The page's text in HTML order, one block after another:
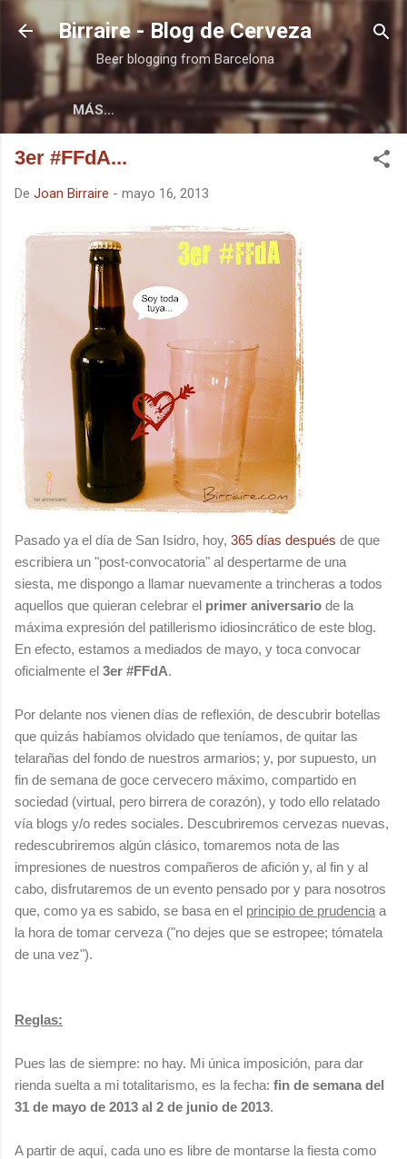
Ir al contenido principal
Birraire - Blog de Cerveza
Beer blogging from Barcelona
MÁS…
3er #FFdA...
De Joan Birraire - mayo 16, 2013
Pasado ya el día de San Isidro, hoy, 365 días después de que
escribiera un "post-convocatoria" al despertarme de una
siesta, me dispongo a llamar nuevamente a trincheras a todos
aquellos que quieran celebrar el primer aniversario de la
máxima expresión del patillerismo idiosincrático de este blog.
En efecto, estamos a mediados de mayo, y toca convocar
oficialmente el 3er #FFdA.
Por delante nos vienen días de reflexión, de descubrir botellas
que quizás habíamos olvidado que teníamos, de quitar las
telarañas del fondo de nuestros armarios; y, por supuesto, un
fin de semana de goce cervecero máximo, compartido en
sociedad (virtual, pero birrera de corazón), y todo ello relatado
vía blogs y/o redes sociales. Descubriremos cervezas nuevas,
redescubriremos algún clásico, tomaremos nota de las
impresiones de nuestros compañeros de afición y, al fin y al
cabo, disfrutaremos de un evento pensado por y para nosotros
que, como ya es sabido, se basa en el principio de prudencia a
la hora de tomar cerveza ("no dejes que se estropee; tómatela
de una vez").
Reglas:
Pues las de siempre: no hay. Mi única imposición, para dar
rienda suelta a mi totalitarismo, es la fecha: fin de semana del
31 de mayo de 2013 al 2 de junio de 2013.
A partir de aquí, cada uno es libre de montarse la fiesta como